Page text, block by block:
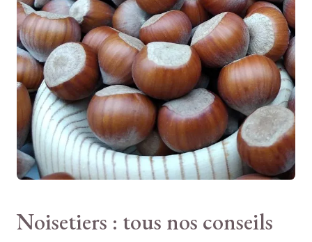
RÉF
1000031
LARGEUR ADULTE
3 m
PÉRIODE DE RÉCOLTE
Septembre à Octobre
TYPE DE SOL
Tous
RUSTICITÉ
Très rustique
Noisetiers : tous nos conseils